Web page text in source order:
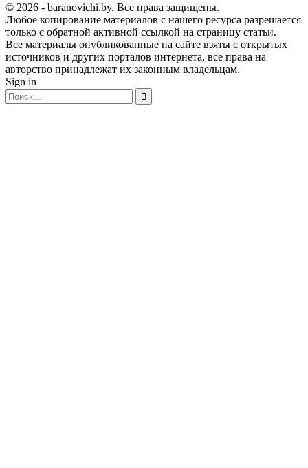
© 2026 - baranovichi.by. Все права защищены.
Любое копирование материалов с нашего ресурса разрешается
только с обратной активной ссылкой на страницу статьи.
Все материалы опубликованные на сайте взяты с открытых
источников и других порталов интернета, все права на
авторство принадлежат их законным владельцам.
Sign in